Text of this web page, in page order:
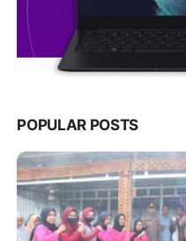
POPULAR POSTS